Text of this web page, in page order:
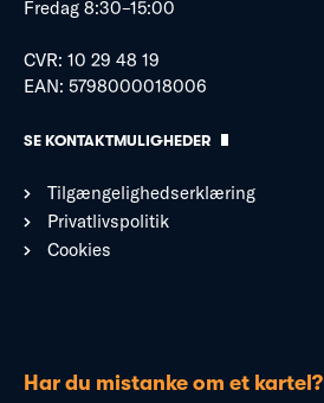
Fredag 8:30–15:00
CVR: 10 29 48 19
EAN: 5798000018006
SE KONTAKTMULIGHEDER
Tilgængelighedserklæring
Privatlivspolitik
Cookies
Har du mistanke om et kartel?